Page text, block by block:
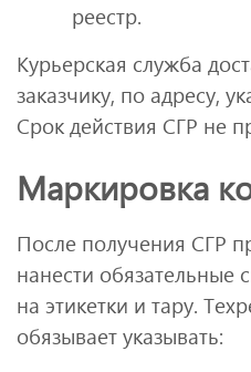
реестр.
Курьерская служба
заказчику, по адресу,
Срок действия СГР не
Маркировка
После получения СГР
нанести обязательные
на этикетки и тару.
обязывает указывать: